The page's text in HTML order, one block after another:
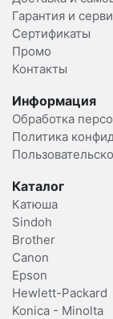
Гарантия и
Сертификаты
Промо
Контакты
Информация
Обработка
Политика
Каталог
Катюша
Sindoh
Brother
Canon
Epson
Hewlett-Packard
Konica - Minolta